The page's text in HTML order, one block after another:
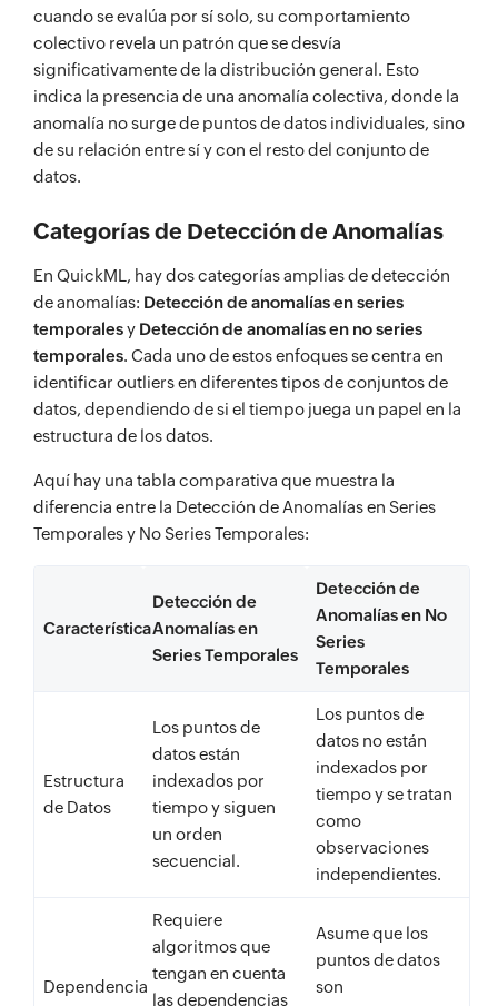
cuando se evalúa por sí solo, su comportamiento
colectivo revela un patrón que se desvía
significativamente de la distribución general. Esto
indica la presencia de una anomalía colectiva, donde la
anomalía no surge de puntos de datos individuales, sino
de su relación entre sí y con el resto del conjunto de
datos.
Categorías de Detección de Anomalías
En QuickML, hay dos categorías amplias de detección
de anomalías: Detección de anomalías en series
temporalesy Detección de anomalías en no series
temporales. Cada uno de estos enfoques se centra en
identificar outliers en diferentes tipos de conjuntos de
datos, dependiendo de si el tiempo juega un papel en la
estructura de los datos.
Aquí hay una tabla comparativa que muestra la
diferencia entre la Detección de Anomalías en Series
Temporales y No Series Temporales:
Característica
Detección de
Anomalías en
Series Temporales
Detección de
Anomalías en No
Series
Temporales
Estructura
de Datos
Los puntos de
datos están
indexados por
tiempo y siguen
un orden
secuencial.
Los puntos de
datos no están
indexados por
tiempo y se tratan
como
observaciones
independientes.
Dependencia
Requiere
algoritmos que
tengan en cuenta
las dependencias
Asume que los
puntos de datos
son